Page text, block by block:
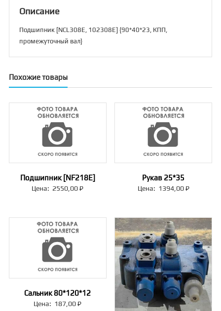
Описание
Подшипник [NCL308E, 102308Е] {90*40*23, КПП,
промежуточный вал}
Похожие товары
Подшипник [NF218E]
Цена: 2550,00₽
Рукав 25*35
Цена: 1394,00₽
Сальник 80*120*12
Цена: 187,00₽